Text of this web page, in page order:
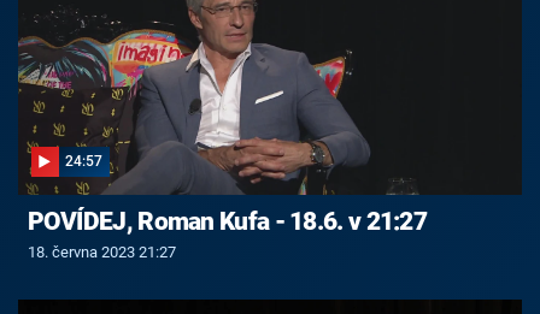
24:57
POVÍDEJ, Roman Kufa - 18.6. v 21:27
18. června 2023 21:27